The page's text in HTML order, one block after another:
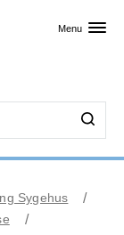
Menu
Sygehus